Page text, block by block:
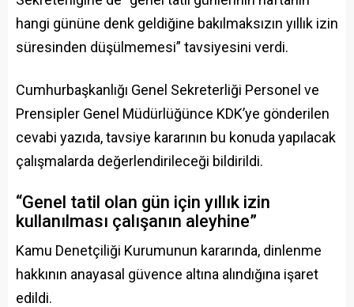
hangi gününe denk geldiğine bakılmaksızın yıllık izin
süresinden düşülmemesi” tavsiyesini verdi.
Cumhurbaşkanlığı Genel Sekreterliği Personel ve
Prensipler Genel Müdürlüğünce KDK’ye gönderilen
cevabi yazıda, tavsiye kararının bu konuda yapılacak
çalışmalarda değerlendirileceği bildirildi.
“Genel tatil olan gün için yıllık izin
kullanılması çalışanın aleyhine”
Kamu Denetçiliği Kurumunun kararında, dinlenme
hakkının anayasal güvence altına alındığına işaret
edildi.